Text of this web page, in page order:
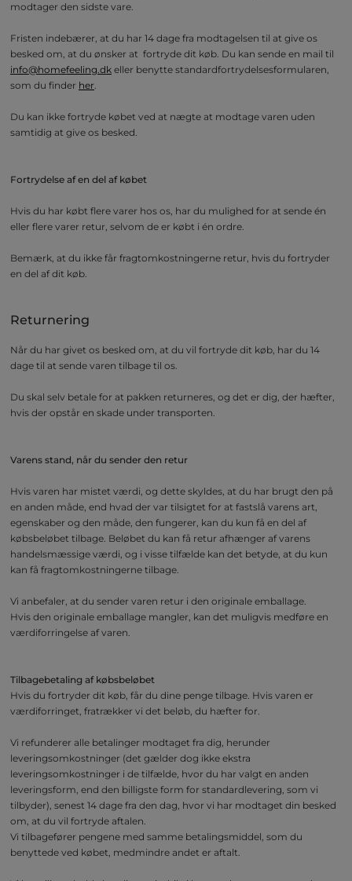
modtager den sidste vare.
Fristen indebærer, at du har 14 dage fra modtagelsen til at give os
besked om, at du ønsker at fortryde dit køb. Du kan sende en mail til
info@homefeeling.dk eller benytte standardfortrydelsesformularen,
som du finder her.
Du kan ikke fortryde købet ved at nægte at modtage varen uden
samtidig at give os besked.
Fortrydelse af en del af købet
Hvis du har købt flere varer hos os, har du mulighed for at sende én
eller flere varer retur, selvom de er købt i én ordre.
Bemærk, at du ikke får fragtomkostningerne retur, hvis du fortryder
en del af dit køb.
Returnering
Når du har givet os besked om, at du vil fortryde dit køb, har du 14
dage til at sende varen tilbage til os.
Du skal selv betale for at pakken returneres, og det er dig, der hæfter,
hvis der opstår en skade under transporten.
Varens stand, når du sender den retur
Hvis varen har mistet værdi, og dette skyldes, at du har brugt den på
en anden måde, end hvad der var tilsigtet for at fastslå varens art,
egenskaber og den måde, den fungerer, kan du kun få en del af
købsbeløbet tilbage. Beløbet du kan få retur afhænger af varens
handelsmæssige værdi, og i visse tilfælde kan det betyde, at du kun
kan få fragtomkostningerne tilbage.
Vi anbefaler, at du sender varen retur i den originale emballage.
Hvis den originale emballage mangler, kan det muligvis medføre en
værdiforringelse af varen.
Tilbagebetaling af købsbeløbet
Hvis du fortryder dit køb, får du dine penge tilbage. Hvis varen er
værdiforringet, fratrækker vi det beløb, du hæfter for.
Vi refunderer alle betalinger modtaget fra dig, herunder
leveringsomkostninger (det gælder dog ikke ekstra
leveringsomkostninger i de tilfælde, hvor du har valgt en anden
leveringsform, end den billigste form for standardlevering, som vi
tilbyder), senest 14 dage fra den dag, hvor vi har modtaget din besked
om, at du vil fortryde aftalen.
Vi tilbagefører pengene med samme betalingsmiddel, som du
benyttede ved købet, medmindre andet er aftalt.